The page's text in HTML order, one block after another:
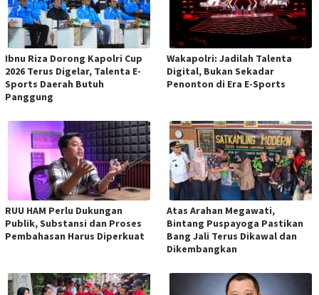
Ibnu Riza Dorong Kapolri Cup
2026 Terus Digelar, Talenta E-
Sports Daerah Butuh
Panggung
Wakapolri: Jadilah Talenta
Digital, Bukan Sekadar
Penonton di Era E-Sports
RUU HAM Perlu Dukungan
Publik, Substansi dan Proses
Pembahasan Harus Diperkuat
Atas Arahan Megawati,
Bintang Puspayoga Pastikan
Bang Jali Terus Dikawal dan
Dikembangkan